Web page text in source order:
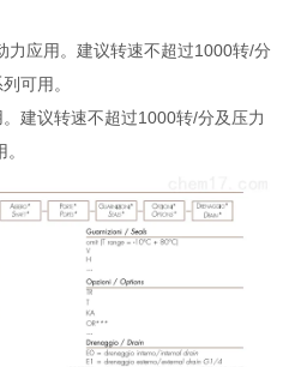
力应用。建议转速不超过1000转/分
可用。
建议转速不超过1000转/分及压力